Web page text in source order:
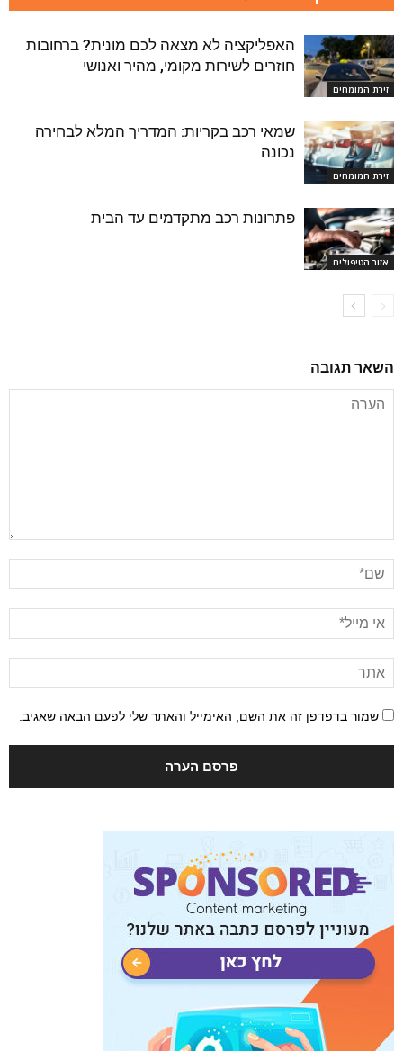
זירת המומחים
האפליקציה לא מצאה לכם מונית? ברחובות
חוזרים לשירות מקומי, מהיר ואנושי
זירת המומחים
שמאי רכב בקריות: המדריך המלא לבחירה
נכונה
אזור הטיפולים
פתרונות רכב מתקדמים עד הבית
השאר תגובה
שמור בדפדפן זה את השם, האימייל והאתר שלי לפעם הבאה שאגיב.